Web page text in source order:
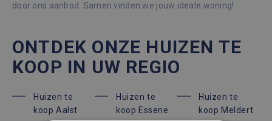
door ons aanbod. Samen vinden we jouw ideale woning!
ONTDEK ONZE HUIZEN TE
KOOP IN UW REGIO
Huizen te
koop Aalst
Huizen te
koop Essene
Huizen te
koop Meldert